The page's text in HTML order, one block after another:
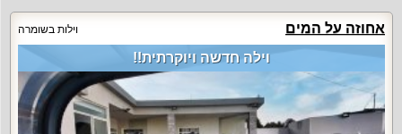
אחוזה על המים וילות בשומרה
וילה חדשה ויוקרתית!!